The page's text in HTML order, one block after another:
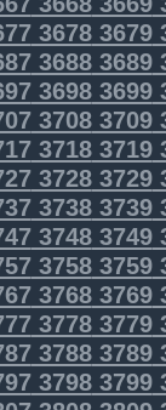
36783679
36883689
36983699
37083709
37183719
37283729
37383739
37483749
37583759
37683769
37783779
37883789
37983799